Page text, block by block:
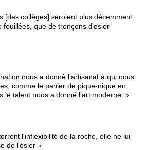
[des collèges] seroient plus décemment
feuillées, que de tronçons d'osier
nous a donné l’artisanat à qui nous
comme le panier de pique-nique en
le talent nous a donné l’art moderne. »
l'inflexibilité de la roche, elle ne lui
de l'osier »